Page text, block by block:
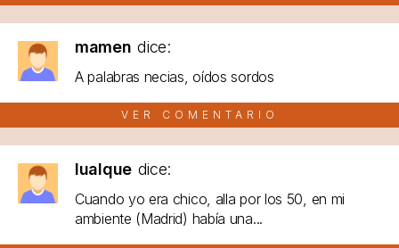
mamen dice:
A palabras necias, oídos sordos
VER COMENTARIO
lualque dice:
Cuando yo era chico, alla por los 50, en mi
ambiente (Madrid) había una...